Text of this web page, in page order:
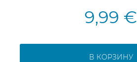
9,99 €
В КОРЗИНУ